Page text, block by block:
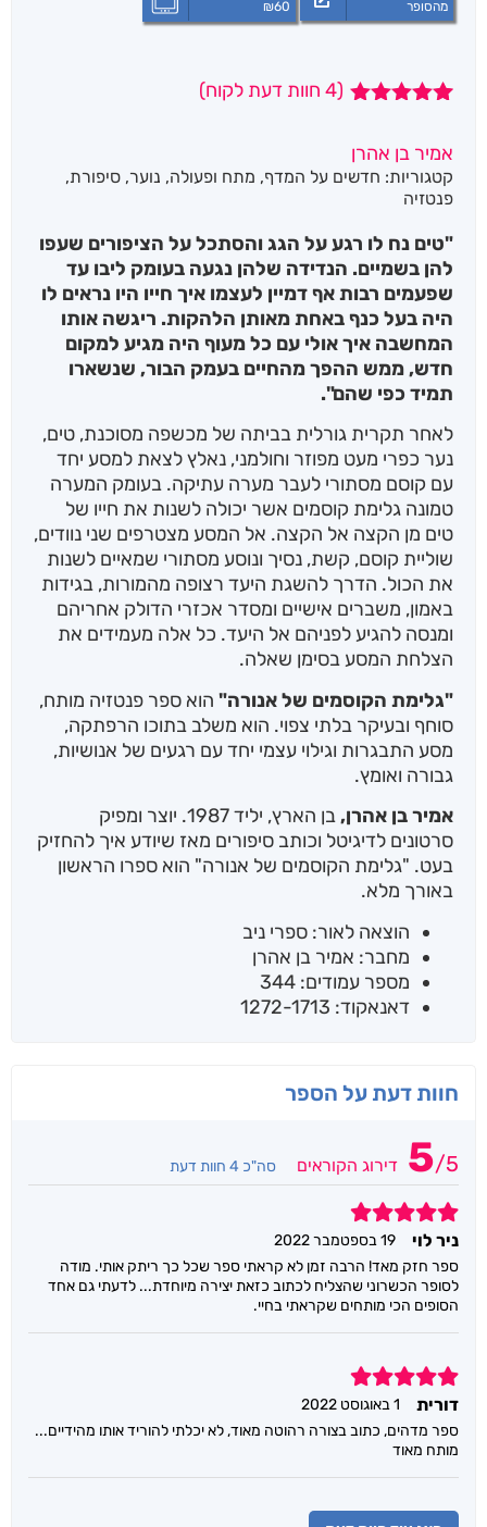
מהסופר
₪60
מבוסס על
דירוגים של
לקוחות
(
4 חוות דעת לקוח)
אמיר בן אהרן
קטגוריות: חדשים על המדף, מתח ופעולה, נוער, סיפורת,
פנטזיה
"טים נח לו רגע על הגג והסתכל על הציפורים שעפו
להן בשמיים. הנדידה שלהן נגעה בעומק ליבו עד
שפעמים רבות אף דמיין לעצמו איך חייו היו נראים לו
היה בעל כנף באחת מאותן הלהקות. ריגשה אותו
המחשבה איך אולי עם כל מעוף היה מגיע למקום
חדש, ממש ההפך מהחיים בעמק הבור, שנשארו
תמיד כפי שהם".
לאחר תקרית גורלית בביתה של מכשפה מסוכנת, טים,
נער כפרי מעט מפוזר וחולמני, נאלץ לצאת למסע יחד
עם קוסם מסתורי לעבר מערה עתיקה. בעומק המערה
טמונה גלימת קוסמים אשר יכולה לשנות את חייו של
טים מן הקצה אל הקצה. אל המסע מצטרפים שני נוודים,
שוליית קוסם, קשת, נסיך ונוסע מסתורי שמאיים לשנות
את הכול. הדרך להשגת היעד רצופה מהמורות, בגידות
באמון, משברים אישיים ומסדר אכזרי הדולק אחריהם
ומנסה להגיע לפניהם אל היעד. כל אלה מעמידים את
הצלחת המסע בסימן שאלה.
"גלימת הקוסמים של אנורה" הוא ספר פנטזיה מותח,
סוחף ובעיקר בלתי צפוי. הוא משלב בתוכו הרפתקה,
מסע התבגרות וגילוי עצמי יחד עם רגעים של אנושיות,
גבורה ואומץ.
אמיר בן אהרן,
בן הארץ, יליד 1987. יוצר ומפיק
סרטונים לדיגיטל וכותב סיפורים מאז שיודע איך להחזיק
בעט. "גלימת הקוסמים של אנורה" הוא ספרו הראשון
באורך מלא.
הוצאה לאור: ספרי ניב
מחבר: אמיר בן אהרן
מספר עמודים: 344
דאנאקוד: 1272-1713
חוות דעת על הספר
5/5 דירוג הקוראים סה"כ 4 חוות דעת
5
ניר לוי
19 בספטמבר 2022
ספר חזק מאד! הרבה זמן לא קראתי ספר שכל כך ריתק אותי. מודה
לסופר הכשרוני שהצליח לכתוב כזאת יצירה מיוחדת... לדעתי גם אחד
הסופים הכי מותחים שקראתי בחיי.
5
דורית
1 באוגוסט 2022
ספר מדהים, כתוב בצורה רהוטה מאוד, לא יכלתי להוריד אותו מהידיים...
מותח מאוד